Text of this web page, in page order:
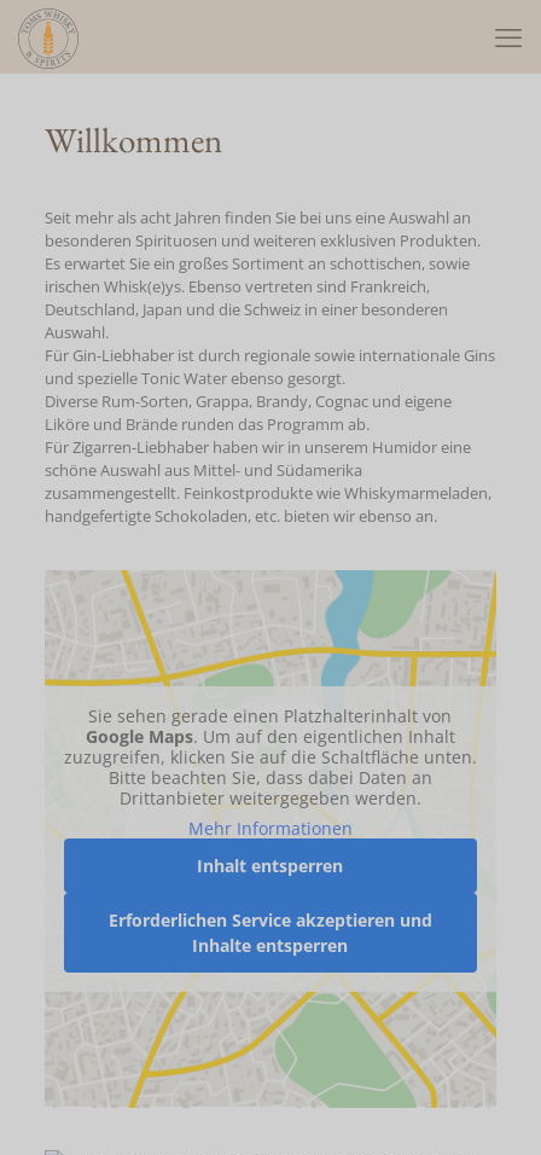
Willkommen
Seit mehr als acht Jahren finden Sie bei uns eine Auswahl an
besonderen Spirituosen und weiteren exklusiven Produkten.
Es erwartet Sie ein großes Sortiment an schottischen, sowie
irischen Whisk(e)ys. Ebenso vertreten sind Frankreich,
Deutschland, Japan und die Schweiz in einer besonderen
Auswahl.
Für Gin-Liebhaber ist durch regionale sowie internationale Gins
und spezielle Tonic Water ebenso gesorgt.
Diverse Rum-Sorten, Grappa, Brandy, Cognac und eigene
Liköre und Brände runden das Programm ab.
Für Zigarren-Liebhaber haben wir in unserem Humidor eine
schöne Auswahl aus Mittel- und Südamerika
zusammengestellt. Feinkostprodukte wie Whiskymarmeladen,
handgefertigte Schokoladen, etc. bieten wir ebenso an.
Sie sehen gerade einen Platzhalterinhalt von
Google Maps. Um auf den eigentlichen Inhalt
zuzugreifen, klicken Sie auf die Schaltfläche unten.
Bitte beachten Sie, dass dabei Daten an
Drittanbieter weitergegeben werden.
Mehr Informationen
Inhalt entsperren
Erforderlichen Service akzeptieren und
Inhalte entsperren